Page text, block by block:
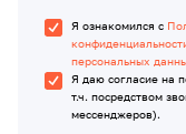
Я ознакомился с
персональных
Я даю согласие на
т.ч. посредством
мессенджеров).